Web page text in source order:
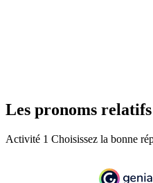
Les pronoms relatifs
Activité 1 Choisissez la bonne